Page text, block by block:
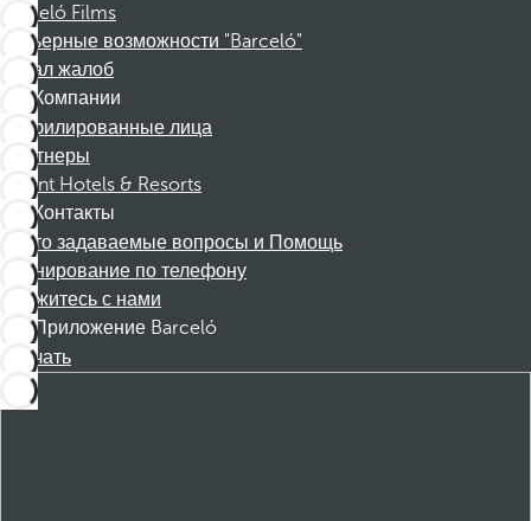
Barceló Films
Карьерные возможности "Barceló"
Канал жалоб
Компании
Аффилированные лица
Партнеры
Dorint Hotels & Resorts
Контакты
Часто задаваемые вопросы и Помощь
Бронирование по телефону
Свяжитесь с нами
Приложение Barceló
Скачать